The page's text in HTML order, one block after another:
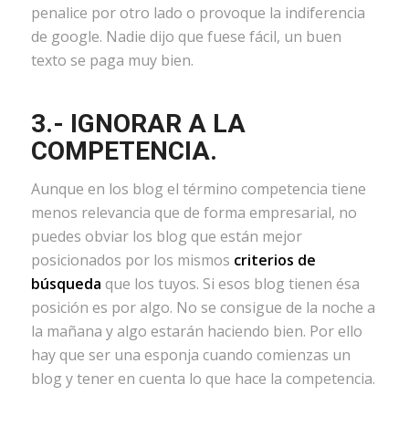
penalice por otro lado o provoque la indiferencia
de google. Nadie dijo que fuese fácil, un buen
texto se paga muy bien.
3.- IGNORAR A LA
COMPETENCIA.
Aunque en los blog el término competencia tiene
menos relevancia que de forma empresarial, no
puedes obviar los blog que están mejor
posicionados por los mismos criterios de
búsqueda que los tuyos. Si esos blog tienen ésa
posición es por algo. No se consigue de la noche a
la mañana y algo estarán haciendo bien. Por ello
hay que ser una esponja cuando comienzas un
blog y tener en cuenta lo que hace la competencia.